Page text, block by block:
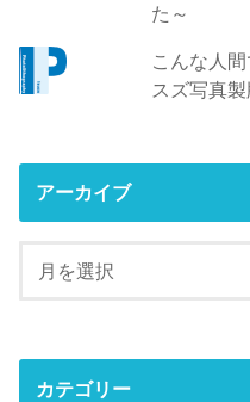
た～
こんな人
スズ写真
アーカイブ
カテゴリー